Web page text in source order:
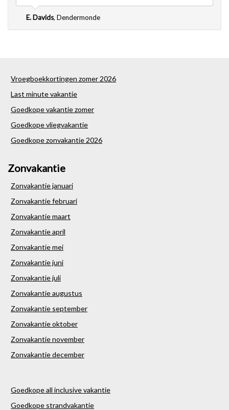
E. Davids, Dendermonde
Vroegboekkortingen zomer 2026
Last minute vakantie
Goedkope vakantie zomer
Goedkope vliegvakantie
Goedkope zonvakantie 2026
Zonvakantie
Zonvakantie januari
Zonvakantie februari
Zonvakantie maart
Zonvakantie april
Zonvakantie mei
Zonvakantie juni
Zonvakantie juli
Zonvakantie augustus
Zonvakantie september
Zonvakantie oktober
Zonvakantie november
Zonvakantie december
Goedkope all inclusive vakantie
Goedkope strandvakantie